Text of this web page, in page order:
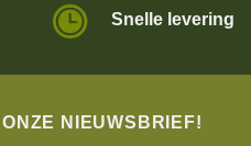
Snelle levering
NIEUWSBRIEF!